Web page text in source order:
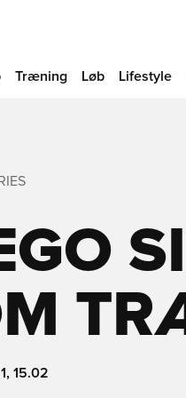
Træning Løb Lifestyle
15.02